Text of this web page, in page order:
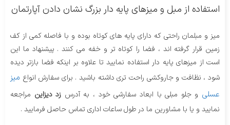
استفاده از مبل و میزهای پایه دار بزرگ نشان دادن آپارتمان
میز و مبلمان راحتی که دارای پایه های کوتاه بوده و با فاصله کمی از کف
زمین قرار گرفته اند ، فضا را کوتاه تر و خفه می کنند . پیشنهاد ما این
است از میزهای پایه دار استفاده نمایید تا علاوه بر اینکه فضا بازتر دیده
شود ، نظافت و جاروکشی راحت تری داشته باشید . برای سفارش انواع میز
عسلی و جلو مبلی با ابعاد سفارشی خود ، به آدرس زد دیزاین مراجعه
نمایید و یا با مشاورین ما در طول ساعات اداری تماس حاصل فرمایید .